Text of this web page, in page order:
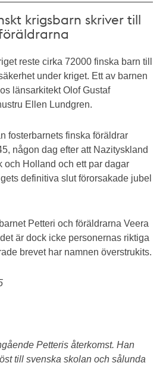
krigsbarn skriver till
reste cirka 72000 finska barn till
under kriget. Ett av barnen
länsarkitekt Olof Gustaf
Ellen Lundgren.
fosterbarnets finska föräldrar
någon dag efter att Nazityskland
och Holland och ett par dagar
definitiva slut förorsakade jubel
Petteri och föräldrarna Veera
är dock icke personernas riktiga
brevet har namnen överstrukits.
Petteris återkomst. Han
till svenska skolan och sålunda